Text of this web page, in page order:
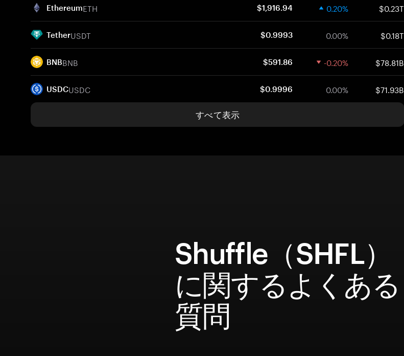
EthereumETH $1,916.94 0.20% $0.23T
TetherUSDT $0.9993 0.00% $0.18T
BNBBNB $591.86 -0.20% $78.81B
USDCUSDC $0.9996 0.00% $71.93B
すべて表示
Shuffle（SHFL）
に関するよくある
質問